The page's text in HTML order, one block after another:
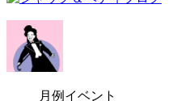
月例イベント